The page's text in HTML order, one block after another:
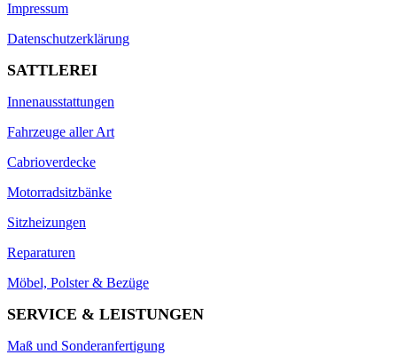
Impressum
Datenschutzerklärung
SATTLEREI
Innenausstattungen
Fahrzeuge aller Art
Cabrioverdecke
Motorradsitzbänke
Sitzheizungen
Reparaturen
Möbel, Polster & Bezüge
SERVICE & LEISTUNGEN
Maß und Sonderanfertigung